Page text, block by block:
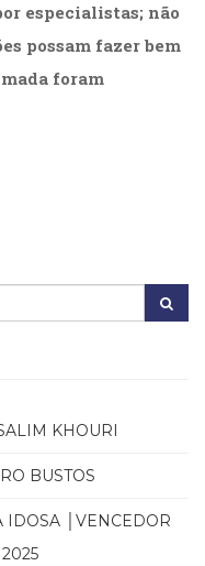
especialistas; não
possam fazer bem
foram
KHOURI
BUSTOS
IDOSA │VENCEDOR